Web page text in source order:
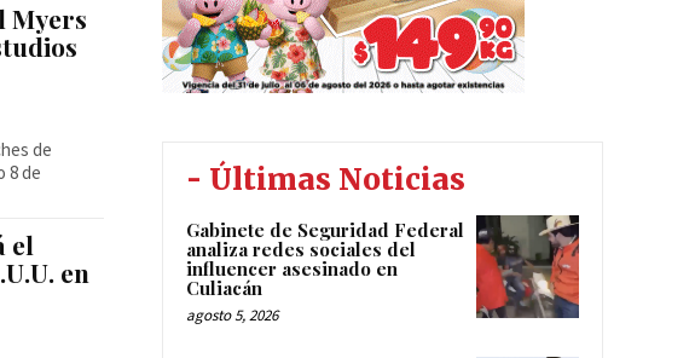
Myers
de
8 de
el
en
- Últimas Noticias
Gabinete de Seguridad Federal
analiza redes sociales del
influencer asesinado en
Culiacán
agosto 5, 2026